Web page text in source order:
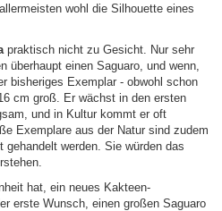
wohl die Silhouette eines
praktisch nicht zu Gesicht. Nur sehr
überhaupt einen Saguaro, und wenn,
bisheriges Exemplar - obwohl schon
cm groß. Er wächst in den ersten
und in Kultur kommt er oft
Exemplare aus der Natur sind zudem
werden. Sie würden das
hat, ein neues Kakteen-
erste Wunsch, einen großen Saguaro